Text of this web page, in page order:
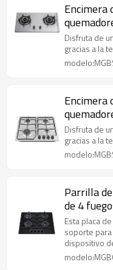
Encimera
Disfruta de
gracias a la
Encimera
Disfruta de
gracias a la
Parrilla
de 4
Esta placa
soporte
dispositivo
seguridad y